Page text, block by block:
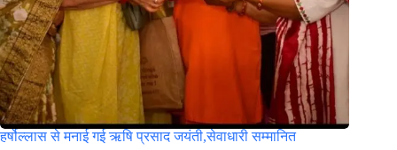
हर्षोल्लास से मनाई गई ऋषि प्रसाद जयंती,सेवाधारी सम्मानित